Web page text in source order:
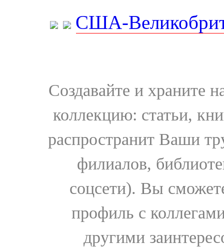
США-
Создавайте и храните
коллекцию: статьи,
распространит Ваши
филиалов,
соцсети). Вы
профиль с
другими